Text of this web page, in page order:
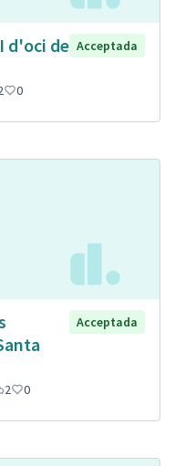
d'oci de Acceptada
0
Acceptada
2 0